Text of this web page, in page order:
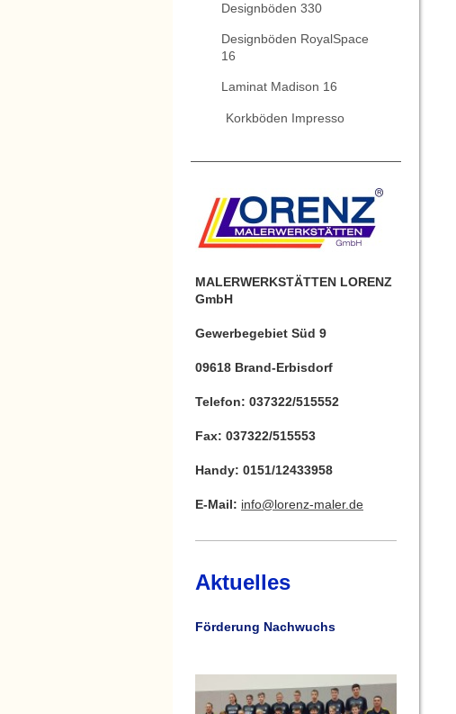
Designböden 330
Designböden RoyalSpace
16
Laminat Madison 16
Korkböden Impresso
MALERWERKSTÄTTEN LORENZ
GmbH
Gewerbegebiet Süd 9
09618 Brand-Erbisdorf
Telefon: 037322/515552
Fax: 037322/515553
Handy: 0151/12433958
E-Mail: info@lorenz-maler.de
Aktuelles
Förderung Nachwuchs